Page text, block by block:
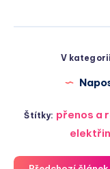
V
Štítky: přenos a